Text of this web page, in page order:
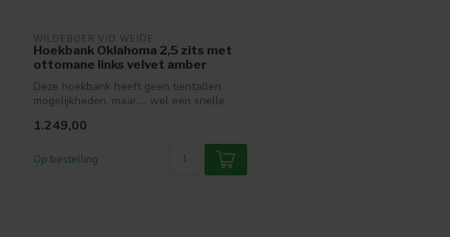
WILDEBOER V/D WEIDE
Hoekbank Oklahoma 2,5 zits met
ottomane links velvet amber
Deze hoekbank heeft geen tientallen
mogelijkheden, maar.... wel een snelle
1.249,00
Op bestelling